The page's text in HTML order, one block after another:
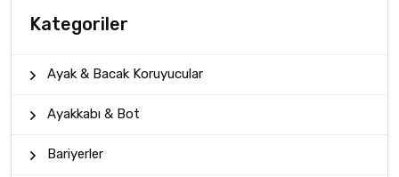
Kategoriler
Ayak & Bacak Koruyucular
Ayakkabı & Bot
Bariyerler